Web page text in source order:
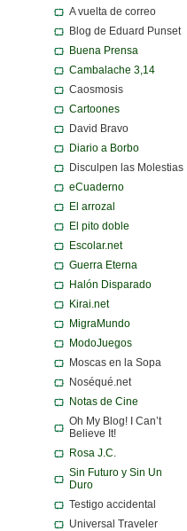
A vuelta de correo
Blog de Eduard Punset
Buena Prensa
Cambalache 3,14
Caosmosis
Cartoones
David Bravo
Diario a Borbo
Disculpen las Molestias
eCuaderno
El arrozal
El pito doble
Escolar.net
Guerra Eterna
Halón Disparado
Kirai.net
MigraMundo
ModoJuegos
Moscas en la Sopa
Noséqué.net
Notas de Cine
Oh My Blog! I Can’t
Believe It!
Rosa J.C.
Sin Futuro y Sin Un
Duro
Testigo accidental
Universal Traveler